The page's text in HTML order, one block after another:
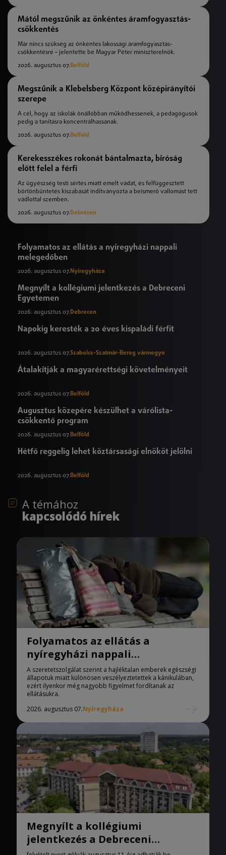
Mától megszűnik az önkéntes áramfogyasztás-
csökkentés
Már nincs szükség az önkéntes lakossági áramfogyasztás-
csökkentésre – jelentette be Magyar Péter miniszterelnök.
2026. augusztus 07.Belföld
Megszűnik a Klebelsberg Központ középirányítói
szerepe
A cél, hogy az iskolák önállóbban működhessenek, a pedagógusok
pedig a tanításra koncentrálhassanak.
2026. augusztus 07.Belföld
Kerekesszékes rokonát bántalmazta, bíróság
előtt felel a férfi
Az ügyészség testi sértés miatt emelt vádat, és felfüggesztett
börtönbüntetés kiszabását indítványozta a beismerő vallomást tett
vádlottal szemben.
2026. augusztus 07.Debrecen
Folyamatos az ellátás a nyíregyházi nappali
melegedőben
2026. augusztus 07. Nyíregyháza
Megnyílt a kollégiumi jelentkezés a Debreceni
Egyetemen
2026. augusztus 07.Debrecen
Napokig keresték a 20 éves kispaládi férfit
2026. augusztus 07.Szabolcs-Szatmár-Bereg vármegye
Átalakítják a magyarérettségi követelményeit
2026. augusztus 07.Belföld
Augusztus közepére készülhet a várólista-
csökkentő program
2026. augusztus 07.Belföld
Hétfő reggelig lehet köztársasági elnököt jelölni
2026. augusztus 07.Belföld
A témához
kapcsolódó hírek
Folyamatos az ellátás a
nyíregyházi nappali
melegedőben
A szeretetszolgálat szerint a hajléktalan emberek egészségi
állapotuk miatt különösen veszélyeztetettek a kánikulában,
ezért ilyenkor még nagyobb figyelmet fordítanak az
ellátásukra.
2026. augusztus 07.Nyíregyháza
Megnyílt a kollégiumi
jelentkezés a Debreceni